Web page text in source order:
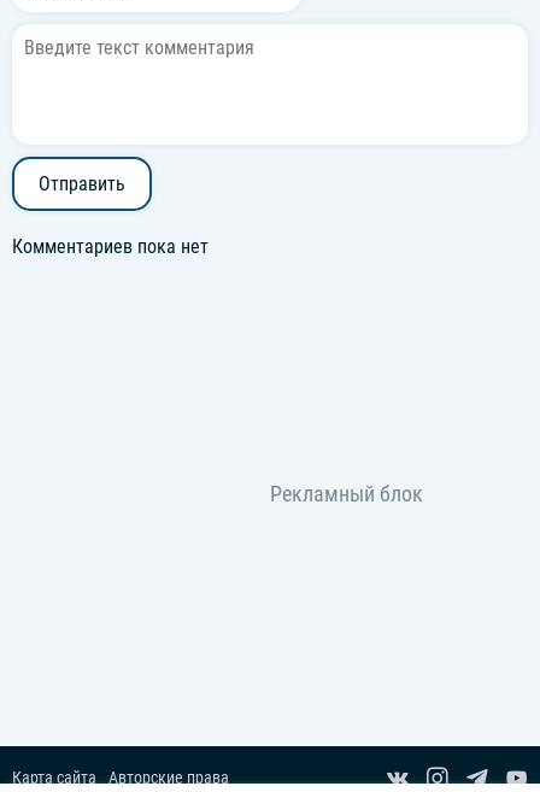
Отправить
Комментариев пока нет
Карта сайта
Авторские права